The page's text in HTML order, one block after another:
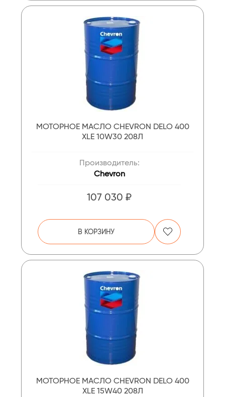
МОТОРНОЕ МАСЛО CHEVRON DELO 400
XLE 10W30 208Л
Производитель:
Chevron
107 030 ₽
В КОРЗИНУ
МОТОРНОЕ МАСЛО CHEVRON DELO 400
XLE 15W40 208Л